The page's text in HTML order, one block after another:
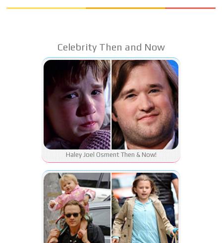
Celebrity Then and Now
Haley Joel Osment Then & Now!